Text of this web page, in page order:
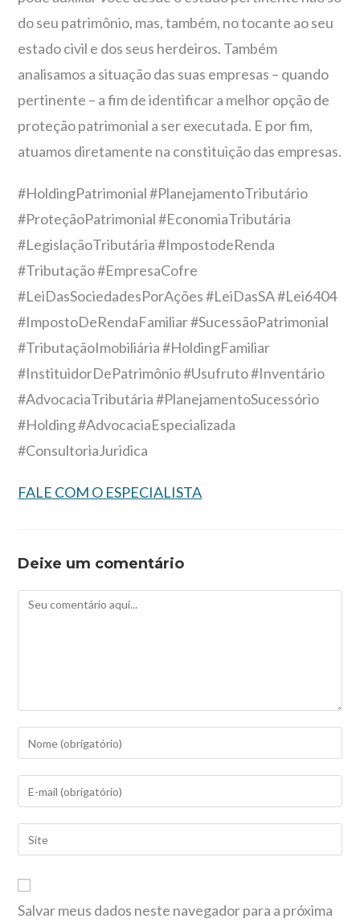
do seu patrimônio, mas, também, no tocante ao seu
estado civil e dos seus herdeiros. Também
analisamos a situação das suas empresas – quando
pertinente – a fim de identificar a melhor opção de
proteção patrimonial a ser executada. E por fim,
atuamos diretamente na constituição das empresas.
#HoldingPatrimonial #PlanejamentoTributário
#ProteçãoPatrimonial #EconomiaTributária
#LegislaçãoTributária #ImpostodeRenda
#Tributação #EmpresaCofre
#LeiDasSociedadesPorAções #LeiDasSA #Lei6404
#ImpostoDeRendaFamiliar #SucessãoPatrimonial
#TributaçãoImobiliária #HoldingFamiliar
#InstituidorDePatrimônio #Usufruto #Inventário
#AdvocaciaTributária #PlanejamentoSucessório
#Holding #AdvocaciaEspecializada
#ConsultoriaJuridica
FALE COM O ESPECIALISTA
Deixe um comentário
Salvar meus dados neste navegador para a próxima